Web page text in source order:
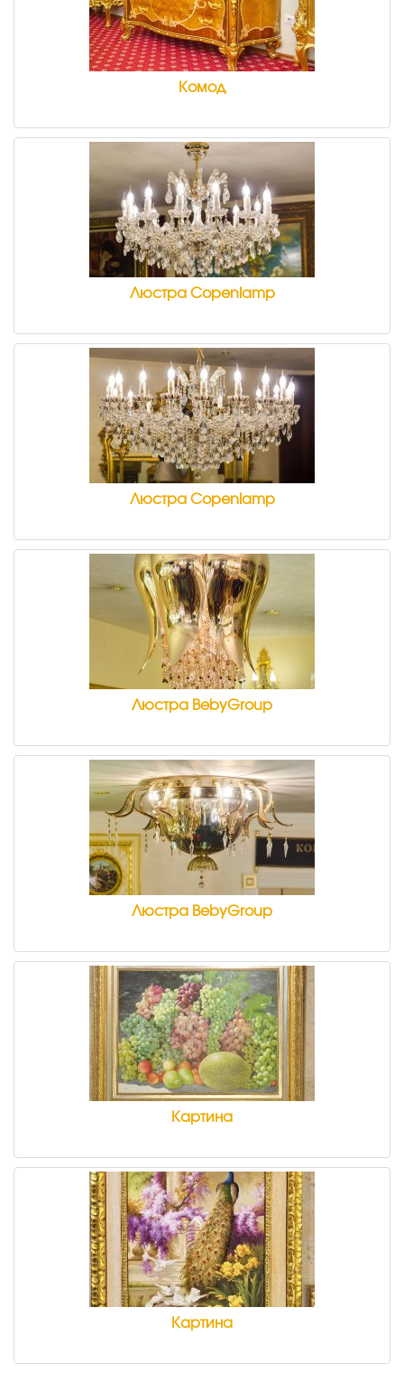
Комод
Люстра Copenlamp
Люстра Copenlamp
Люстра BebyGroup
Люстра BebyGroup
Картина
Картина